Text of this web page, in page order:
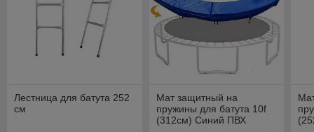
Лестница для батута 252
см
Мат защитный на
пружины для батута 10f
(312см) Синий ПВХ